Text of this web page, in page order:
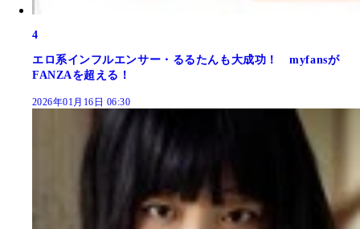
4
エロ系インフルエンサー・るるたんも大成功！ myfansが
FANZAを超える！
2026年01月16日 06:30